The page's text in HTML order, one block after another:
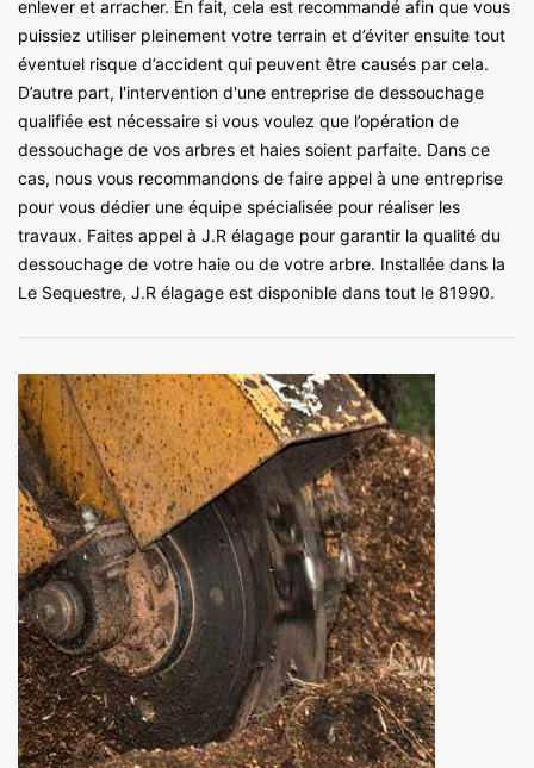
enlever et arracher. En fait, cela est recommandé afin que vous
puissiez utiliser pleinement votre terrain et d’éviter ensuite tout
éventuel risque d’accident qui peuvent être causés par cela.
D’autre part, l'intervention d'une entreprise de dessouchage
qualifiée est nécessaire si vous voulez que l’opération de
dessouchage de vos arbres et haies soient parfaite. Dans ce
cas, nous vous recommandons de faire appel à une entreprise
pour vous dédier une équipe spécialisée pour réaliser les
travaux. Faites appel à J.R élagage pour garantir la qualité du
dessouchage de votre haie ou de votre arbre. Installée dans la
Le Sequestre, J.R élagage est disponible dans tout le 81990.